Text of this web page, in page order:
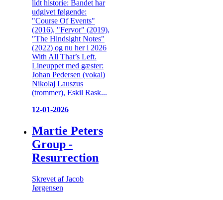
lidt historie: Bandet har
udgivet følgende:
"Course Of Events"
(2016), "Fervor" (2019),
"The Hindsight Notes"
(2022) og nu her i 2026
With All That’s Left.
Lineuppet med gæster:
Johan Pedersen (vokal)
Nikolaj Lauszus
(trommer), Eskil Rask...
12-01-2026
Martie Peters
Group -
Resurrection
Skrevet af Jacob
Jørgensen